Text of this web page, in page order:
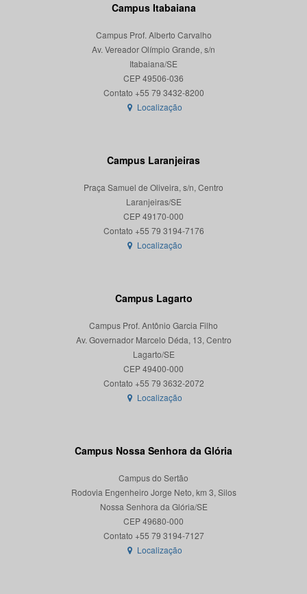
Campus Itabaiana
Campus Prof. Alberto Carvalho
Av. Vereador Olímpio Grande, s/n
Itabaiana/SE
CEP 49506-036
Localização
Campus Laranjeiras
Praça Samuel de Oliveira, s/n, Centro
Laranjeiras/SE
CEP 49170-000
Localização
Campus Lagarto
Campus Prof. Antônio Garcia Filho
Av. Governador Marcelo Déda, 13, Centro
Lagarto/SE
CEP 49400-000
Localização
Campus Nossa Senhora da Glória
Campus do Sertão
Rodovia Engenheiro Jorge Neto, km 3, Silos
Nossa Senhora da Glória/SE
CEP 49680-000
Contato +55 79 3194-7127
Localização